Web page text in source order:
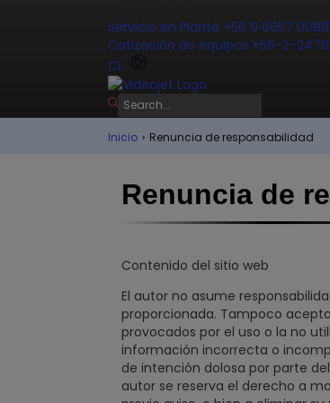
Servicio en Planta +56 9 6657 0088
Cotización de equipos +56-2-
CL
Inicio › Renuncia de responsabilidad
Renuncia de
Contenido del sitio web
El autor no asume
proporcionada. Tampoco
provocados por el uso o la no
información incorrecta o
de intención dolosa por parte
autor se reserva el derecho a